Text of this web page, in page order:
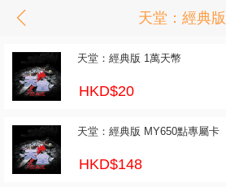
天堂：經典版
天堂：經典版 1萬天幣
HKD$20
天堂：經典版 MY650點專屬卡
HKD$148